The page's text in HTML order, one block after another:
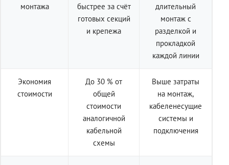
монтажа
быстрее за счёт
готовых секций
и крепежа
длительный
монтаж с
разделкой и
прокладкой
каждой линии
Экономия
стоимости
До 30 % от
общей
стоимости
аналогичной
кабельной
схемы
Выше затраты
на монтаж,
кабеленесущие
системы и
подключения